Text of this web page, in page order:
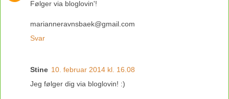
Følger via bloglovin'!
marianneravnsbaek@gmail.com
Svar
Stine 10. februar 2014 kl. 16.08
Jeg følger dig via bloglovin! :)